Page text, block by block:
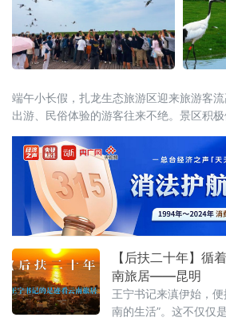
标，倾力呈现一
端午小长假，扎龙生态旅游区迎来旅游客
出游、民俗体验的游客往来不绝。景区积
色主题活动。才艺展演舞台上，游客踊跃
区大家选用艾草、白芷等药材亲手缝制端
投壶、射五毒等民俗游戏热闹开启。游客
【后扶二十年】循
南旅居——昆明
王宁书记来滇伊始，
南的生活”。这不仅仅